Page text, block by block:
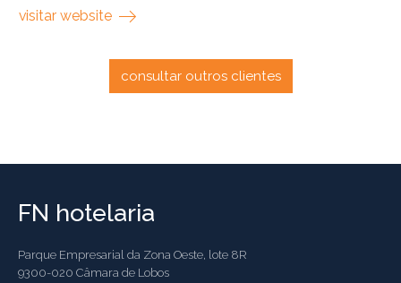
visitar website
consultar outros clientes
FN hotelaria
Parque Empresarial da Zona Oeste, lote 8R
9300-020 Câmara de Lobos